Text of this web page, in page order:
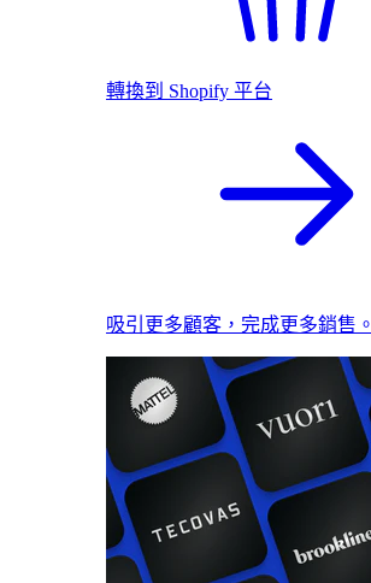
轉換到 Shopify 平台
吸引更多顧客，完成更多銷售。